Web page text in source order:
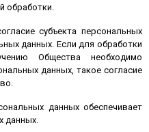
обработки.
субъекта персональных
данных. Если для обработки
Общества необходимо
данных, такое согласие
данных обеспечивает
данных.